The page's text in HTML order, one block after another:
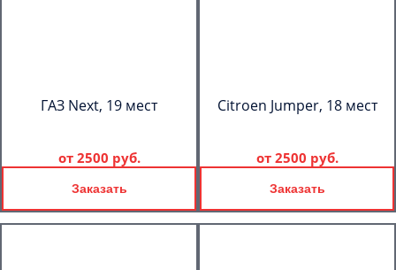
ГАЗ Next, 19 мест
от 2500 руб.
Заказать
Citroen Jumper, 18 мест
от 2500 руб.
Заказать